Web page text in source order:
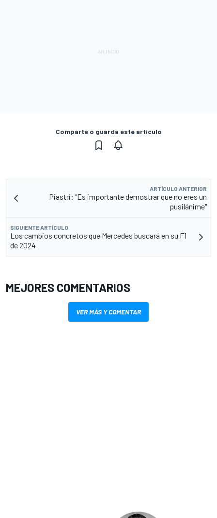
Comparte o guarda este artículo
ARTÍCULO ANTERIOR
Piastri: "Es importante demostrar que no eres un
pusilánime"
SIGUIENTE ARTÍCULO
Los cambios concretos que Mercedes buscará en su F1
de 2024
MEJORES COMENTARIOS
VER MÁS Y COMENTAR